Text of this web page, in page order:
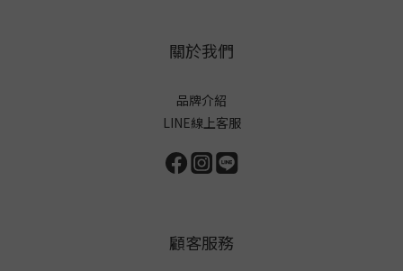
關於我們
品牌介紹
LINE線上客服
顧客服務